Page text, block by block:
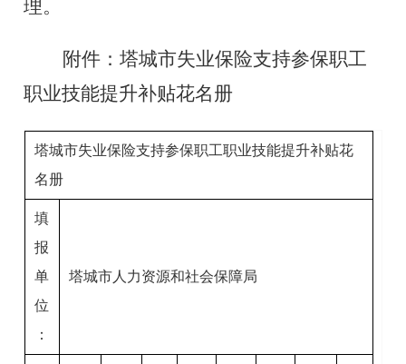
理。
附件：塔城市失业保险支持参保职工
职业技能提升补贴花名册
塔城市失业保险支持参保职工职业技能提升补贴花
名册
填
报
单
位
：
塔城市人力资源和社会保障局